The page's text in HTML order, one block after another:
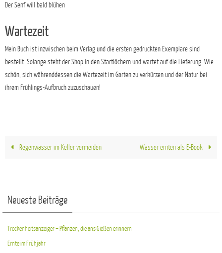
Der Senf will bald blühen
Wartezeit
Mein Buch ist inzwischen beim Verlag und die ersten gedruckten Exemplare sind
bestellt. Solange steht der Shop in den Startlöchern und wartet auf die Lieferung. Wie
schön, sich währenddessen die Wartezeit im Garten zu verkürzen und der Natur bei
ihrem Frühlings-Aufbruch zuzuschauen!
Regenwasser im Keller vermeiden Wasser ernten als E-Book
Neueste Beiträge
Trockenheitsanzeiger – Pflanzen, die ans Gießen erinnern
Ernte im Frühjahr